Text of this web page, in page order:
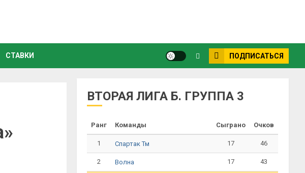
СТАВКИ ПОДПИСАТЬСЯ
ВТОРАЯ ЛИГА Б. ГРУППА 3
Ранг Команды Сыграно Очков
1 Спартак Тм 17 46
2 Волна 17 43